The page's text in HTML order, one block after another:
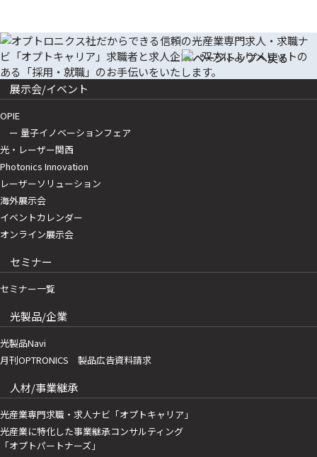
展示会/イベント
OPIE
ー 量子イノベーションフェア
光・レーザー関西
Photonics Innovation
レーザーソリューション
海外展示会
イベントカレンダー
オンライン展示会
セミナー
セミナー一覧
光製品/企業
光製品Navi
月刊OPTRONICS 製品広告資料請求
人材/事業継承
光産業専門求職・求人ナビ「オプトキャリア」
光産業に特化した事業継承コンサルティング
「オプトパートナーズ」